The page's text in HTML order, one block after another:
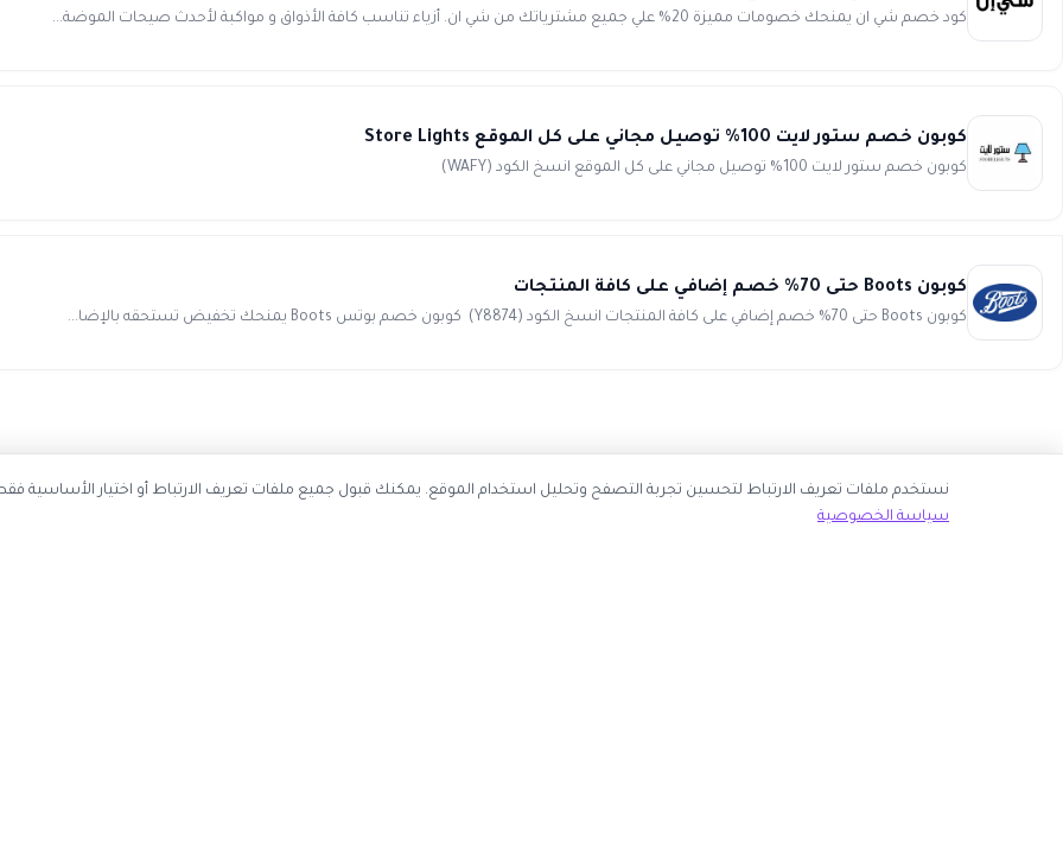
كود خصم شي ان يمنحك خصومات مميزة 20% علي جميع مشترياتك من شي ان. أزياء تناسب كافة الأذواق و مواكبة لأحدث صيحات الموضة...
كوبون خصم ستور لايت 100% توصيل مجاني على كل الموقع Store Lights
كوبون خصم ستور لايت 100% توصيل مجاني على كل الموقع انسخ الكود (WAFY)
كوبون Boots حتى 70% خصم إضافي على كافة المنتجات
كوبون Boots حتى 70% خصم إضافي على كافة المنتجات انسخ الكود (Y8874) كوبون خصم بوتس Boots يمنحك تخفيض تستحقه بالإضا...
نستخدم ملفات تعريف الارتباط لتحسين تجربة التصفح وتحليل استخدام الموقع. يمكنك قبول جميع ملفات تعريف الارتباط أو اختيار الأساسية
سياسة الخصوصية